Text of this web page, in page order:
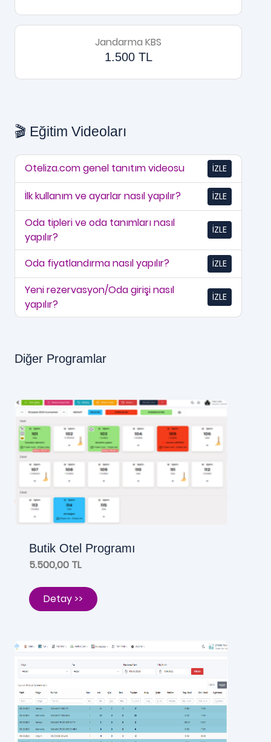
Jandarma KBS
1.500 TL
🎬 Eğitim Videoları
Oteliza.com genel tanıtım videosu İZLE
İlk kullanım ve ayarlar nasıl yapılır? İZLE
Oda tipleri ve oda tanımları nasıl
yapılır?
İZLE
Oda fiyatlandırma nasıl yapılır? İZLE
Yeni rezervasyon/Oda girişi nasıl
yapılır?
İZLE
Diğer Programlar
Butik Otel Programı
5.500,00 TL
Detay >>